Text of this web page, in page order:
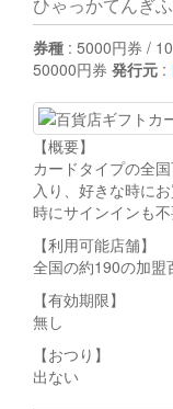
券種 : 5000円券 /
50000円券 発行元 :
【概要】
カードタイプの全
入り、好きな時に
時にサインインも不
【利用可能店舗】
全国の約190の加盟
【有効期限】
無し
【おつり】
出ない